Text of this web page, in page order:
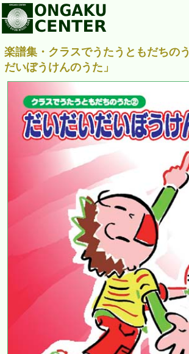
楽譜集・クラスでうたうともだちの
だいぼうけんのうた」